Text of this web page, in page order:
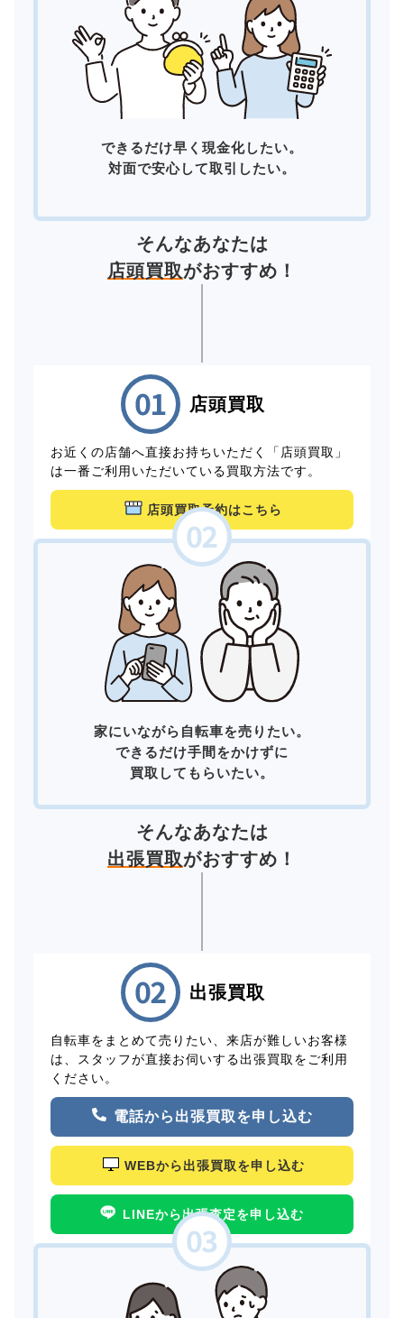
できるだけ早く現金化したい。
対面で安心して取引したい。
そんなあなたは
店頭買取がおすすめ！
店頭買取
お近くの店舗へ直接お持ちいただく「店頭買取」
は一番ご利用いただいている買取方法です。
店頭買取予約はこちら
家にいながら自転車を売りたい。
できるだけ手間をかけずに
買取してもらいたい。
そんなあなたは
出張買取がおすすめ！
出張買取
自転車をまとめて売りたい、来店が難しいお客様
は、スタッフが直接お伺いする出張買取をご利用
ください。
電話から出張買取を申し込む
WEBから出張買取を申し込む
LINEから出張査定を申し込む